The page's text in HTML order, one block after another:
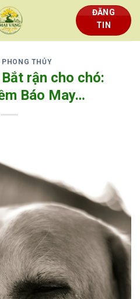
ĐĂNG
TIN
PHONG THỦY
rận cho chó:
Báo May…